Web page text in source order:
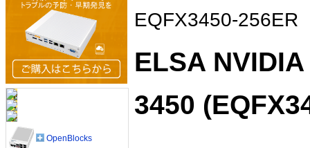
EQFX3450-256ER
ELSA
3450
OpenBlocks